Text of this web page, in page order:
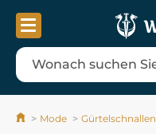
Mode Gürtelschnallen